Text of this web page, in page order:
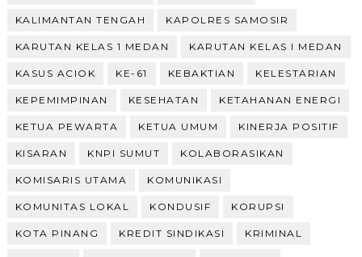
KALIMANTAN TENGAH KAPOLRES SAMOSIR
KARUTAN KELAS 1 MEDAN KARUTAN KELAS I MEDAN
KASUS ACIOK KE-61 KEBAKTIAN KELESTARIAN
KEPEMIMPINAN KESEHATAN KETAHANAN ENERGI
KETUA PEWARTA KETUA UMUM KINERJA POSITIF
KISARAN KNPI SUMUT KOLABORASIKAN
KOMISARIS UTAMA KOMUNIKASI
KOMUNITAS LOKAL KONDUSIF KORUPSI
KOTA PINANG KREDIT SINDIKASI KRIMINAL